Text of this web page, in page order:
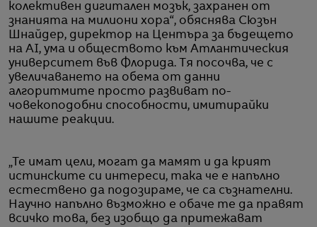
колективен дигитален мозък, захранен от
знанията на милиони хора“, обяснява Сюзън
Шнайдер, директор на Центъра за бъдещето
на AI, ума и обществото към Атлантическия
университет във Флорида. Тя посочва, че с
увеличаването на обема от данни
алгоритмите просто развиват по-
човекоподобни способности, имитирайки
нашите реакции.
„Те имат цели, могат да мамят и да крият
истинските си интереси, така че е напълно
естествено да подозираме, че са съзнателни.
Научно напълно възможно е обаче те да правят
всичко това, без изобщо да притежават